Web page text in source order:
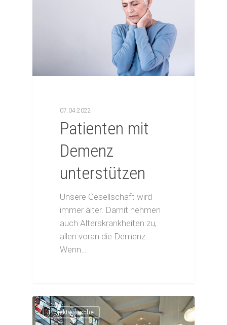
07.04.2022
Patienten mit
Demenz
unterstützen
Unsere Gesellschaft wird
immer älter. Damit nehmen
auch Alterskrankheiten zu,
allen voran die Demenz.
Wenn…
Projektwünsche